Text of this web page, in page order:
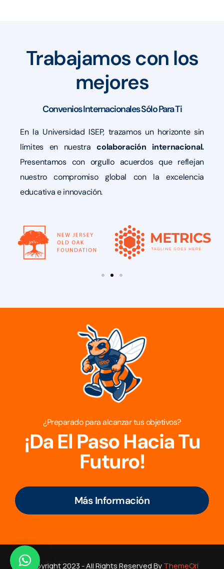
Trabajamos con los
mejores
Convenios Internacionales Sólo Para Ti
En la Universidad ISEP, trazamos un horizonte sin
límites en nuestracolaboración internacional.
Presentamos con orgullo acuerdos que reflejan
nuestro compromiso global con la excelencia
educativa e innovación.
¿Preparado para alcanzar tus objetivos?
¡Da El Paso Hacia Tu
Futuro!
Más Información
Copyright 2023 - All Rights Reserved ByThemeOri